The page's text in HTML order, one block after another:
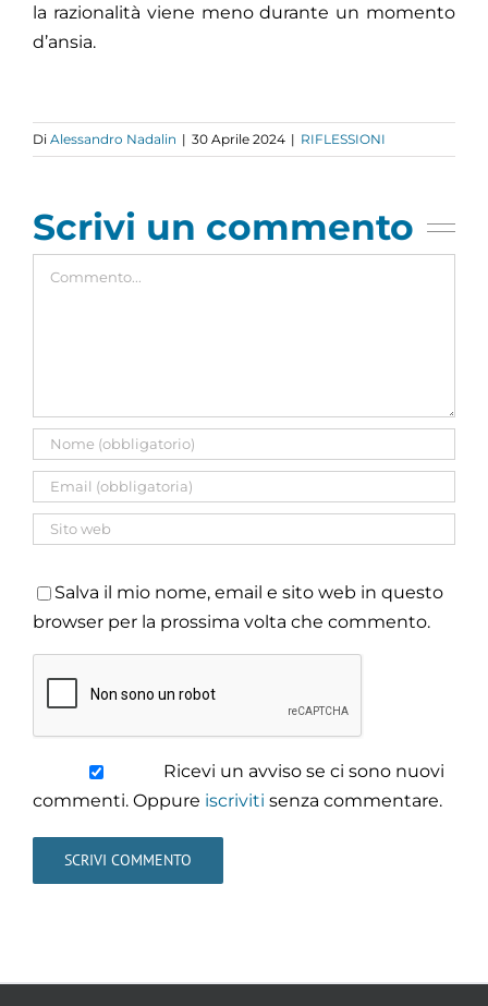
la razionalità viene meno durante un momento
d’ansia.
Di Alessandro Nadalin | 30 Aprile 2024 | RIFLESSIONI
Scrivi un commento
Commento
Salva il mio nome, email e sito web in questo
browser per la prossima volta che commento.
Ricevi un avviso se ci sono nuovi
commenti. Oppure iscriviti senza commentare.